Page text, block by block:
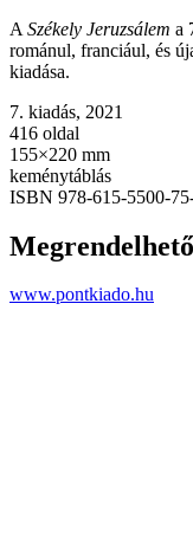
A Székely Jeruzsálem a
románul, franciául, és
kiadása.
7. kiadás, 2021
416 oldal
155×220 mm
keménytáblás
ISBN 978-615-5500-
www.pontkiado.hu